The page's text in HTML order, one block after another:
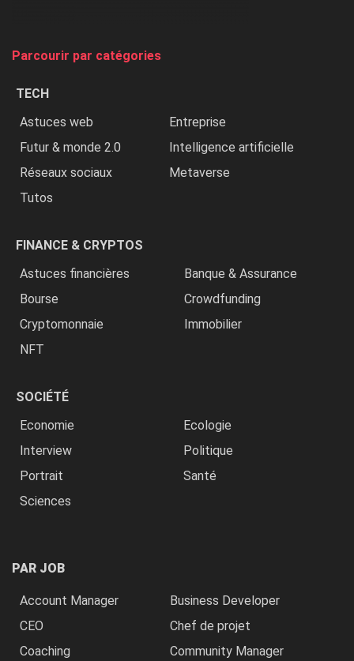
Parcourir par catégories
TECH
Astuces web
Entreprise
Futur & monde 2.0
Intelligence artificielle
Réseaux sociaux
Metaverse
Tutos
FINANCE & CRYPTOS
Astuces financières
Banque & Assurance
Bourse
Crowdfunding
Cryptomonnaie
Immobilier
NFT
SOCIÉTÉ
Economie
Ecologie
Interview
Politique
Portrait
Santé
Sciences
PAR JOB
Account Manager
Business Developer
CEO
Chef de projet
Coaching
Community Manager